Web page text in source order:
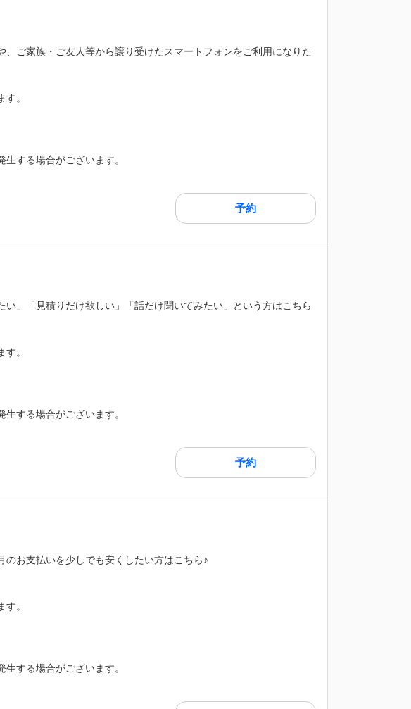
ご家族・ご友人等から譲り受けたスマートフォンをご利用になりた
。
する場合がございます。
予約
」「見積りだけ欲しい」「話だけ聞いてみたい」という方はこちら
。
する場合がございます。
予約
お支払いを少しでも安くしたい方はこちら♪
。
する場合がございます。